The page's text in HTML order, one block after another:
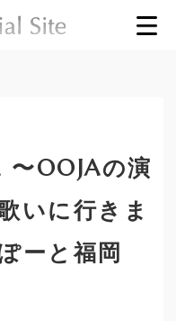
〜OOJAの演
いに行きま
ーと福岡